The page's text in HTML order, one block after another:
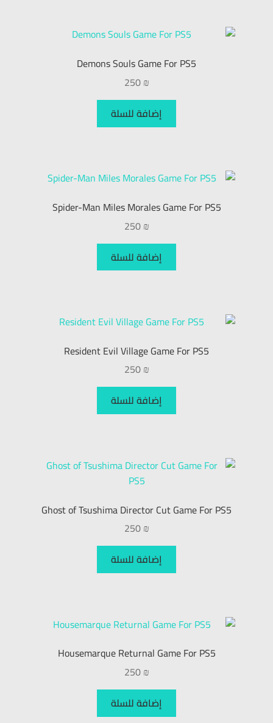
Demons Souls Game For PS5
250₪
إضافة للسلة
Spider-Man Miles Morales Game For PS5
250₪
إضافة للسلة
Resident Evil Village Game For PS5
250₪
إضافة للسلة
Ghost of Tsushima Director Cut Game For PS5
250₪
إضافة للسلة
Housemarque Returnal Game For PS5
250₪
إضافة للسلة